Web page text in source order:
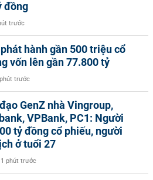
đồng
trước
hành gần 500 triệu cổ
vốn lên gần 77.800 tỷ
trước
GenZ nhà Vingroup,
VPBank, PC1: Người
tỷ đồng cổ phiếu, người
ở tuổi 27
1 phút trước